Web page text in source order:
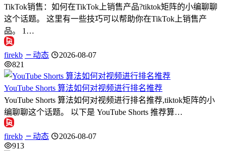
TikTok销售：如何在TikTok上销售产品?tiktok矩阵的小编聊聊
这个话题。 这里有一些技巧可以帮助你在TikTok上销售产
品。 1…
firekb 动态
2026-08-07
821
YouTube Shorts 算法如何对视频进行排名推荐
YouTube Shorts 算法如何对视频进行排名推荐,tiktok矩阵的小
编聊聊这个话题。 以下是 YouTube Shorts 推荐算…
firekb 动态
2026-08-07
913